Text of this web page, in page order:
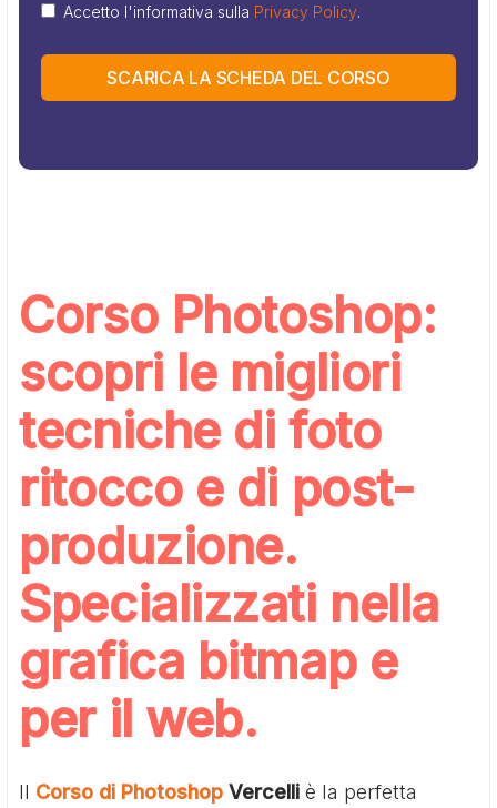
Accetto l'informativa sulla Privacy Policy.
SCARICA LA SCHEDA DEL CORSO
Corso Photoshop:
scopri le migliori
tecniche di foto
ritocco e di post-
produzione.
Specializzati nella
grafica bitmap e
per il web.
Il Corso di Photoshop Vercelli è la perfetta